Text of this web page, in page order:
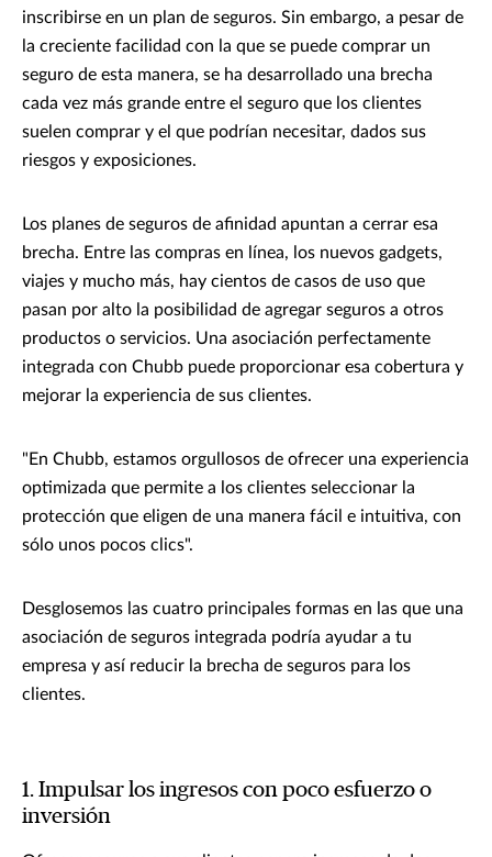
inscribirse en un plan de seguros. Sin embargo, a pesar de
la creciente facilidad con la que se puede comprar un
seguro de esta manera, se ha desarrollado una brecha
cada vez más grande entre el seguro que los clientes
suelen comprar y el que podrían necesitar, dados sus
riesgos y exposiciones.
Los planes de seguros de afinidad apuntan a cerrar esa
brecha. Entre las compras en línea, los nuevos gadgets,
viajes y mucho más, hay cientos de casos de uso que
pasan por alto la posibilidad de agregar seguros a otros
productos o servicios. Una asociación perfectamente
integrada con Chubb puede proporcionar esa cobertura y
mejorar la experiencia de sus clientes.
"En Chubb, estamos orgullosos de ofrecer una experiencia
optimizada que permite a los clientes seleccionar la
protección que eligen de una manera fácil e intuitiva, con
sólo unos pocos clics".
Desglosemos las cuatro principales formas en las que una
asociación de seguros integrada podría ayudar a tu
empresa y así reducir la brecha de seguros para los
clientes.
1. Impulsar los ingresos con poco esfuerzo o
inversión